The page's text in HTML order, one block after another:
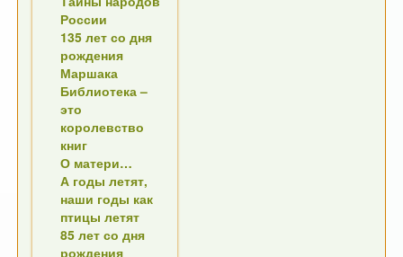
России
135 лет со дня
рождения
Маршака
Библиотека –
это
королевство
книг
О матери…
А годы летят,
наши годы как
птицы летят
85 лет со дня
рождения